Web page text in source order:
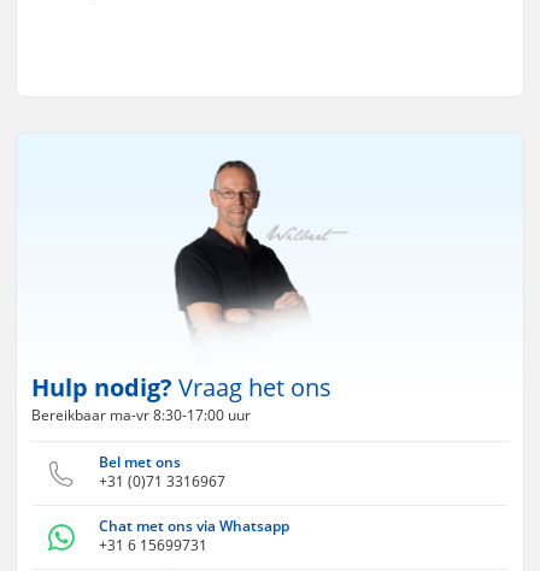
Hulp nodig? Vraag het ons
Bereikbaar ma-vr 8:30-17:00 uur
Bel met ons
+31 (0)71 3316967
Chat met ons via Whatsapp
+31 6 15699731